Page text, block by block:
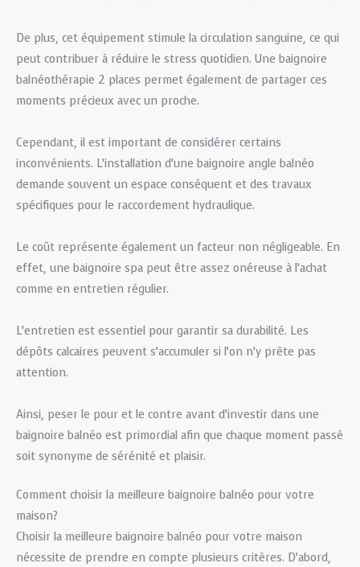
De plus, cet équipement stimule la circulation sanguine, ce qui
peut contribuer à réduire le stress quotidien. Une baignoire
balnéothérapie 2 places permet également de partager ces
moments précieux avec un proche.
Cependant, il est important de considérer certains
inconvénients. L’installation d’une baignoire angle balnéo
demande souvent un espace conséquent et des travaux
spécifiques pour le raccordement hydraulique.
Le coût représente également un facteur non négligeable. En
effet, une baignoire spa peut être assez onéreuse à l’achat
comme en entretien régulier.
L’entretien est essentiel pour garantir sa durabilité. Les
dépôts calcaires peuvent s’accumuler si l’on n’y prête pas
attention.
Ainsi, peser le pour et le contre avant d’investir dans une
baignoire balnéo est primordial afin que chaque moment passé
soit synonyme de sérénité et plaisir.
Comment choisir la meilleure baignoire balnéo pour votre
maison?
Choisir la meilleure baignoire balnéo pour votre maison
nécessite de prendre en compte plusieurs critères. D’abord,